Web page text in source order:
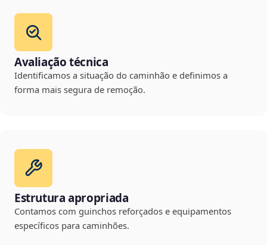
Avaliação técnica
Identificamos a situação do caminhão e definimos a
forma mais segura de remoção.
Estrutura apropriada
Contamos com guinchos reforçados e equipamentos
específicos para caminhões.